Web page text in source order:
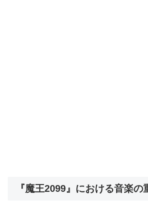
『魔王2099』における音楽の